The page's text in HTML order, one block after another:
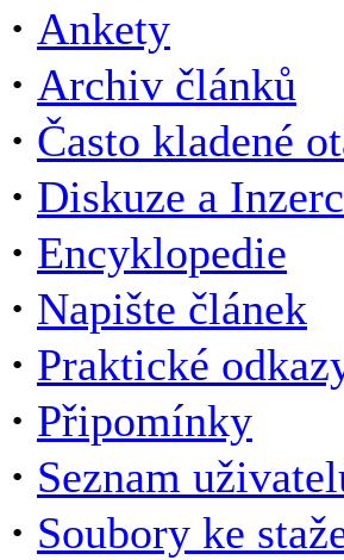
· Ankety
· Archiv článků
· Často kladené
· Diskuze a
· Encyklopedie
· Napište článek
· Praktické
· Připomínky
· Seznam
· Soubory ke